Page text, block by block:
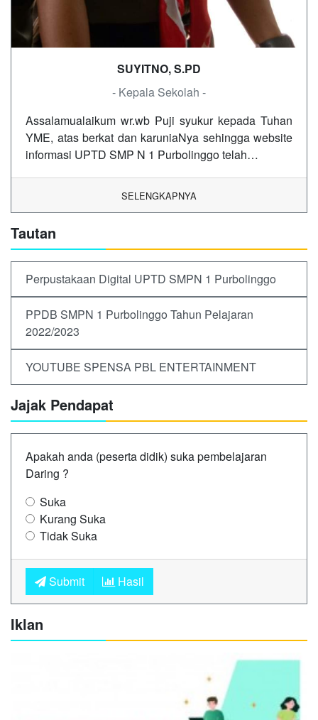
SUYITNO, S.PD
- Kepala Sekolah -
Assalamualaikum wr.wb Puji syukur kepada Tuhan
YME, atas berkat dan karuniaNya sehingga website
informasi UPTD SMP N 1 Purbolinggo telah…
SELENGKAPNYA
Tautan
Perpustakaan Digital UPTD SMPN 1 Purbolinggo
PPDB SMPN 1 Purbolinggo Tahun Pelajaran
2022/2023
YOUTUBE SPENSA PBL ENTERTAINMENT
Jajak Pendapat
Apakah anda (peserta didik) suka pembelajaran
Daring ?
Suka
Kurang Suka
Tidak Suka
Submit Hasil
Iklan